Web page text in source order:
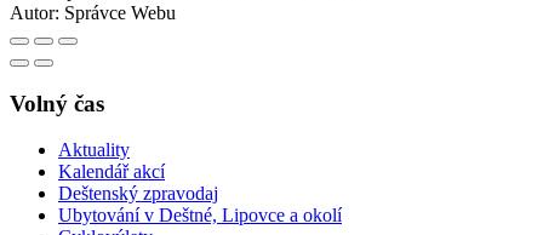
Autor: Správce Webu
Volný čas
Aktuality
Kalendář akcí
Deštenský zpravodaj
Ubytování v Deštné, Lipovce a okolí